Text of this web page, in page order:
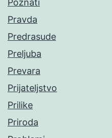
Poznati
Pravda
Predrasude
Preljuba
Prevara
Prijateljstvo
Prilike
Priroda